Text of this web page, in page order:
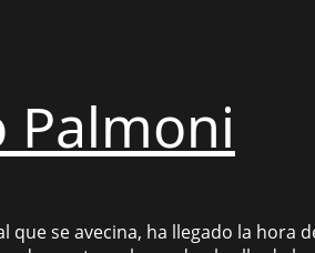
se avecina, ha llegado la hora